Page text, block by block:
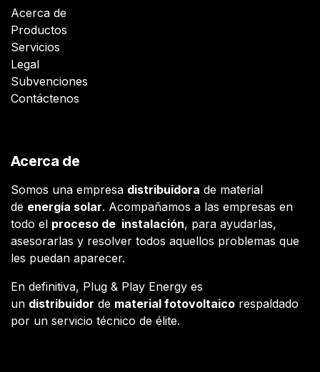
Acerca de
Productos
Servicios
Legal
Subvenciones
Contáctenos
Acerca de
Somos una empresa distribuidora de material
de energía solar. Acompañamos a las empresas en
todo el proceso de instalación, para ayudarlas,
asesorarlas y resolver todos aquellos problemas que
les puedan aparecer.
En definitiva, Plug & Play Energy es
un distribuidor de material fotovoltaico respaldado
por un servicio técnico de élite.